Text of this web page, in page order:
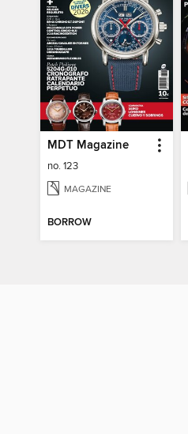
MDT Magazine
no. 123
MAGAZINE
BORROW